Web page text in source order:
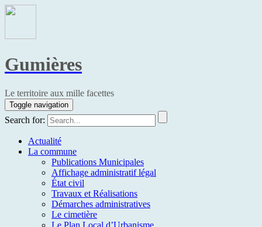
Gumières
Le territoire aux mille facettes
Toggle navigation
Search for:
Actualité
La commune
Publications Municipales
Affichage administratif légal
État civil
Travaux et Réalisations
Démarches administratives
Le cimetière
Le Plan Local d’Urbanisme